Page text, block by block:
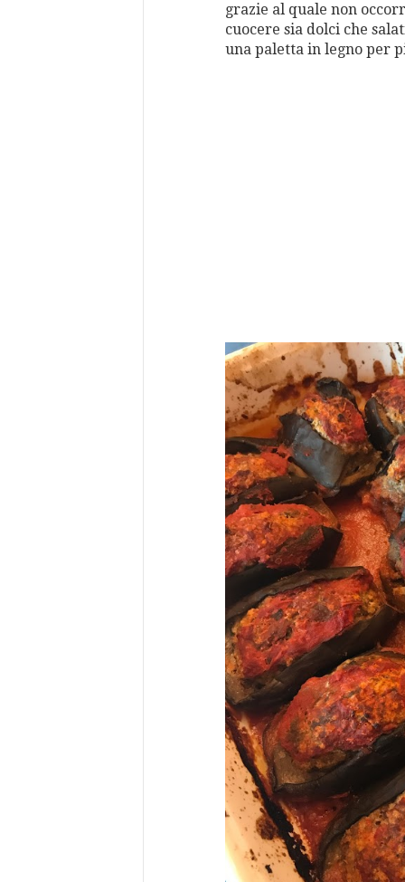
grazie al quale non
cuocere sia dolci che
una paletta in legno per